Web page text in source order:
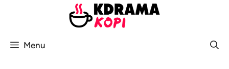
Menu